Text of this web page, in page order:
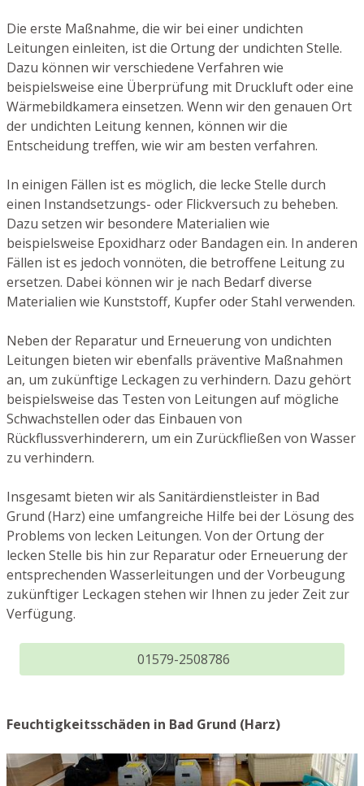
Die erste Maßnahme, die wir bei einer undichten
Leitungen einleiten, ist die Ortung der undichten Stelle.
Dazu können wir verschiedene Verfahren wie
beispielsweise eine Überprüfung mit Druckluft oder eine
Wärmebildkamera einsetzen. Wenn wir den genauen Ort
der undichten Leitung kennen, können wir die
Entscheidung treffen, wie wir am besten verfahren.
In einigen Fällen ist es möglich, die lecke Stelle durch
einen Instandsetzungs- oder Flickversuch zu beheben.
Dazu setzen wir besondere Materialien wie
beispielsweise Epoxidharz oder Bandagen ein. In anderen
Fällen ist es jedoch vonnöten, die betroffene Leitung zu
ersetzen. Dabei können wir je nach Bedarf diverse
Materialien wie Kunststoff, Kupfer oder Stahl verwenden.
Neben der Reparatur und Erneuerung von undichten
Leitungen bieten wir ebenfalls präventive Maßnahmen
an, um zukünftige Leckagen zu verhindern. Dazu gehört
beispielsweise das Testen von Leitungen auf mögliche
Schwachstellen oder das Einbauen von
Rückflussverhinderern, um ein Zurückfließen von Wasser
zu verhindern.
Insgesamt bieten wir als Sanitärdienstleister in Bad
Grund (Harz) eine umfangreiche Hilfe bei der Lösung des
Problems von lecken Leitungen. Von der Ortung der
lecken Stelle bis hin zur Reparatur oder Erneuerung der
entsprechenden Wasserleitungen und der Vorbeugung
zukünftiger Leckagen stehen wir Ihnen zu jeder Zeit zur
Verfügung.
01579-2508786
Feuchtigkeitsschäden in Bad Grund (Harz)